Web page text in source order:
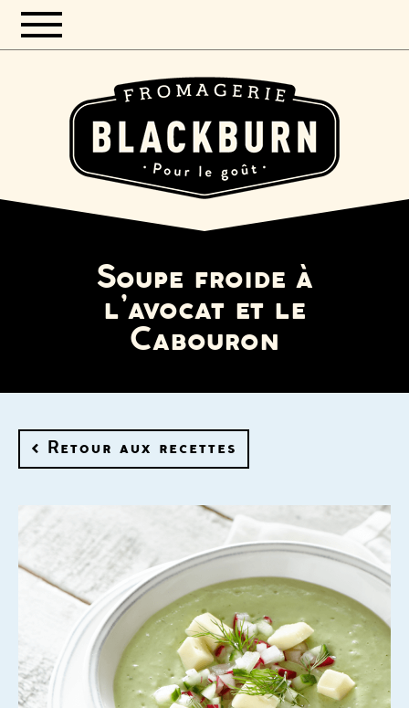
Soupe froide à
l’avocat et le
Cabouron
< Retour aux recettes